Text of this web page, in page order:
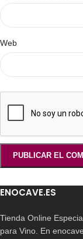
Web
ENOCAVE.ES
Tienda Online
para Vino. En